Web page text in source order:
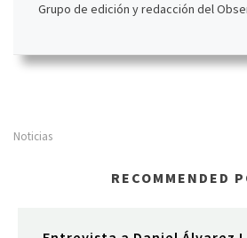
Grupo de edición y redacción del
Noticias
RECOMMENDED